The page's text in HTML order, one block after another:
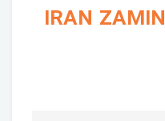
ست مدیریتی برند IRAN ZAMIN